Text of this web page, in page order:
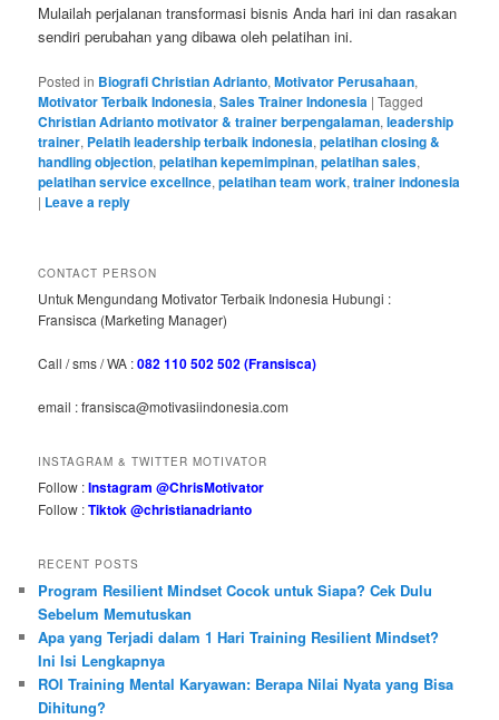
Mulailah perjalanan transformasi bisnis Anda hari ini dan rasakan
sendiri perubahan yang dibawa oleh pelatihan ini.
Posted in Biografi Christian Adrianto,Motivator Perusahaan,
Motivator Terbaik Indonesia,Sales Trainer Indonesia |Tagged
Christian Adrianto motivator & trainer berpengalaman,leadership
trainer, Pelatih leadership terbaik indonesia,pelatihan closing &
handling objection,pelatihan kepemimpinan,pelatihan sales,
pelatihan service excellnce,pelatihan team work,trainer indonesia
| Leave a reply
CONTACT PERSON
Untuk Mengundang Motivator Terbaik Indonesia Hubungi :
Fransisca (Marketing Manager)
Call / sms / WA :082 110 502 502 (Fransisca)
email : fransisca@motivasiindonesia.com
INSTAGRAM & TWITTER MOTIVATOR
Follow :Instagram @ChrisMotivator
Follow :Tiktok @christianadrianto
RECENT POSTS
Program Resilient Mindset Cocok untuk Siapa? Cek Dulu
Sebelum Memutuskan
Apa yang Terjadi dalam 1 Hari Training Resilient Mindset?
Ini Isi Lengkapnya
ROI Training Mental Karyawan: Berapa Nilai Nyata yang Bisa
Dihitung?